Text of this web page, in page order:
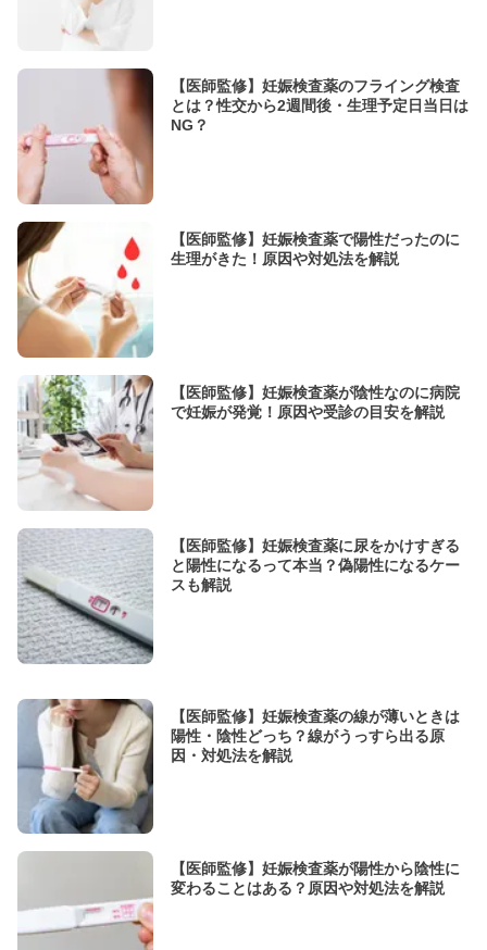
【医師監修】妊娠検査薬のフライング検査
とは？性交から2週間後・生理予定日当日は
NG？
【医師監修】妊娠検査薬で陽性だったのに
生理がきた！原因や対処法を解説
【医師監修】妊娠検査薬が陰性なのに病院
で妊娠が発覚！原因や受診の目安を解説
【医師監修】妊娠検査薬に尿をかけすぎる
と陽性になるって本当？偽陽性になるケー
スも解説
【医師監修】妊娠検査薬の線が薄いときは
陽性・陰性どっち？線がうっすら出る原
因・対処法を解説
【医師監修】妊娠検査薬が陽性から陰性に
変わることはある？原因や対処法を解説